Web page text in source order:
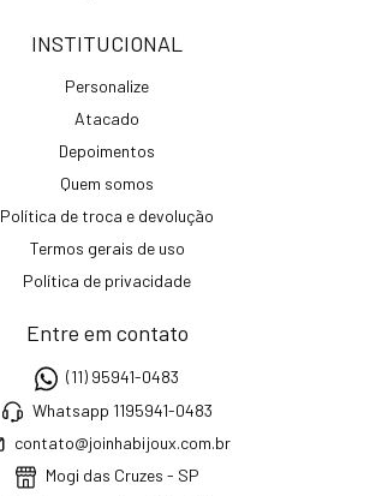
INSTITUCIONAL
Personalize
Atacado
Depoimentos
Quem somos
Política de troca e devolução
Termos gerais de uso
Política de privacidade
Entre em contato
(11) 95941-0483
Whatsapp 1195941-0483
contato@joinhabijoux.com.br
Mogi das Cruzes - SP